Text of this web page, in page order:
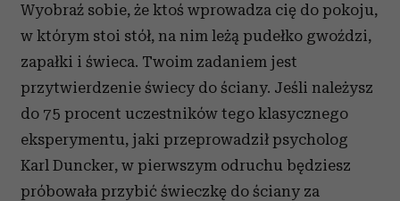
Wyobraź sobie, że ktoś wprowadza cię do pokoju,
w którym stoi stół, na nim leżą pudełko gwoździ,
zapałki i świeca. Twoim zadaniem jest
przytwierdzenie świecy do ściany. Jeśli należysz
do 75 procent uczestników tego klasycznego
eksperymentu, jaki przeprowadził psycholog
Karl Duncker, w pierwszym odruchu będziesz
próbowała przybić świeczkę do ściany za